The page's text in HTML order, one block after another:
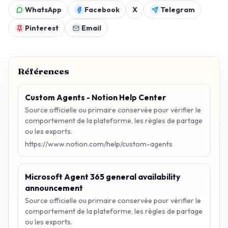
WhatsApp Facebook X
Telegram
Pinterest
Email
Références
Custom Agents - Notion Help Center
Source officielle ou primaire conservée pour vérifier le
comportement de la plateforme, les règles de partage
ou les exports.
https://www.notion.com/help/custom-agents
Microsoft Agent 365 general availability
announcement
Source officielle ou primaire conservée pour vérifier le
comportement de la plateforme, les règles de partage
ou les exports.